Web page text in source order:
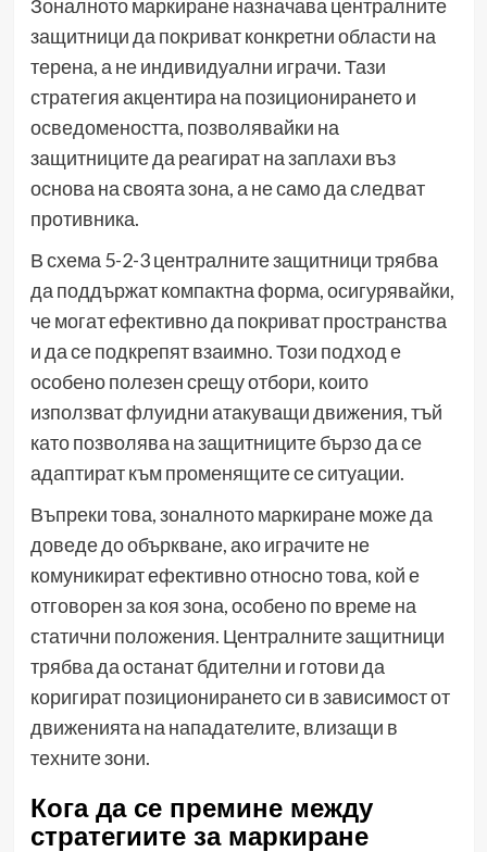
Зоналното маркиране назначава централните
защитници да покриват конкретни области на
терена, а не индивидуални играчи. Тази
стратегия акцентира на позиционирането и
осведомеността, позволявайки на
защитниците да реагират на заплахи въз
основа на своята зона, а не само да следват
противника.
В схема 5-2-3 централните защитници трябва
да поддържат компактна форма, осигурявайки,
че могат ефективно да покриват пространства
и да се подкрепят взаимно. Този подход е
особено полезен срещу отбори, които
използват флуидни атакуващи движения, тъй
като позволява на защитниците бързо да се
адаптират към променящите се ситуации.
Въпреки това, зоналното маркиране може да
доведе до объркване, ако играчите не
комуникират ефективно относно това, кой е
отговорен за коя зона, особено по време на
статични положения. Централните защитници
трябва да останат бдителни и готови да
коригират позиционирането си в зависимост от
движенията на нападателите, влизащи в
техните зони.
Кога да се премине между
стратегиите за маркиране